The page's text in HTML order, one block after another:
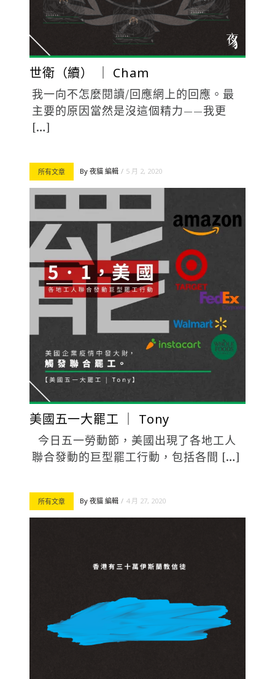
世衛（續） ｜ Cham
我一向不怎麼閱讀/回應網上的回應。最
主要的原因當然是沒這個精力——我更
[…]
所有文章 By 夜貓 編輯 5 月 2, 2020
美國五一大罷工 ｜ Tony
今日五一勞動節，美國出現了各地工人
聯合發動的巨型罷工行動，包括各間 […]
所有文章 By 夜貓 編輯 4 月 27, 2020